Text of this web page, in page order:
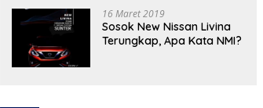
16 Maret 2019
Sosok New Nissan Livina
Terungkap, Apa Kata NMI?